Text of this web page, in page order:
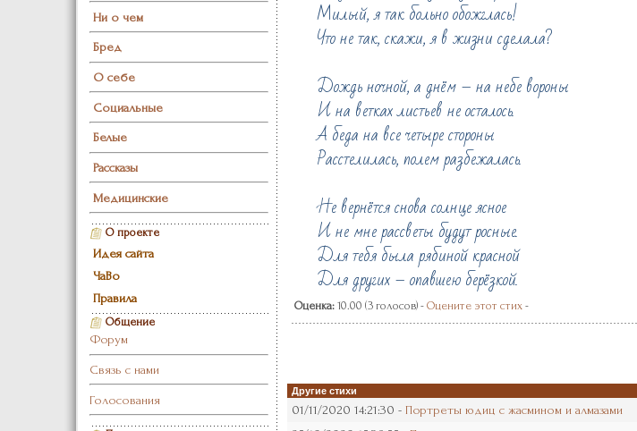
Ни о чем
Бред
О себе
Социальные
Белые
Рассказы
Медицинские
О проекте
Идея сайта
ЧаВо
Правила
Общение
Форум
Связь с нами
Голосования
Милый, я так больно обожглась!
Что не так, скажи, я в жизни сделала?
Дождь ночной, а днём – на небе вороны
И на ветках листьев не осталось.
А беда на все четыре стороны
Расстелилась, полем разбежалась.
Не вернётся снова солнце ясное
И не мне рассветы будут росные.
Для тебя была рябиной красной
Для других – опавшею берёзкой.
Оценка: 10.00 (3 голосов) - Оцените этот стих -
Другие стихи
01/11/2020 14:21:30 - Портреты юдиц с жасмином и алмазами